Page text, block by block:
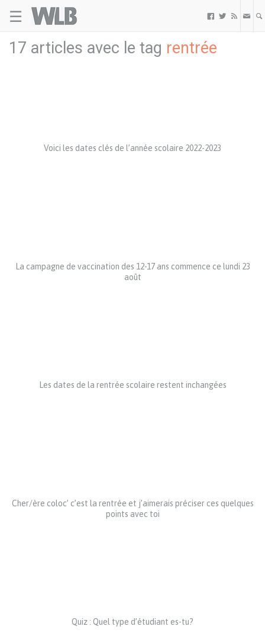
☰   
17 articles avec le tag rentrée
Voici les dates clés de l’année scolaire 2022-2023
La campagne de vaccination des 12-17 ans commence ce lundi 23
août
Les dates de la rentrée scolaire restent inchangées
Cher/ère coloc’ c’est la rentrée et j’aimerais préciser ces quelques
points avec toi
Quiz : Quel type d’étudiant es-tu?